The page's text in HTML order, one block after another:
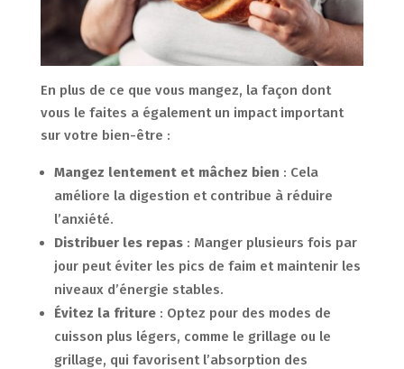
En plus de ce que vous mangez, la façon dont
vous le faites a également un impact important
sur votre bien-être :
Mangez lentement et mâchez bien : Cela
améliore la digestion et contribue à réduire
l’anxiété.
Distribuer les repas: Manger plusieurs fois par
jour peut éviter les pics de faim et maintenir les
niveaux d’énergie stables.
Évitez la friture: Optez pour des modes de
cuisson plus légers, comme le grillage ou le
grillage, qui favorisent l’absorption des